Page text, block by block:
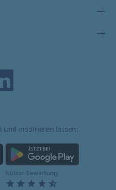
und inspirieren lassen: